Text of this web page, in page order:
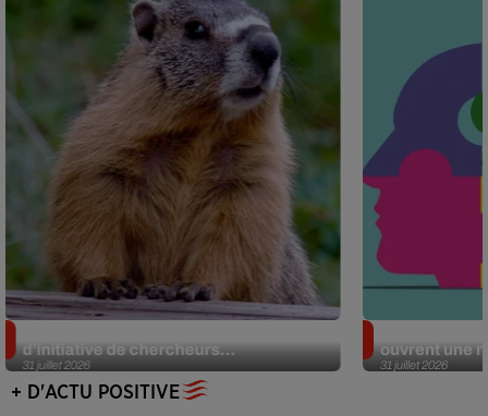
31 juillet 2026
d’initiative de chercheurs...
31 juillet 2026
ouvrent une
+ D'ACTU POSITIVE